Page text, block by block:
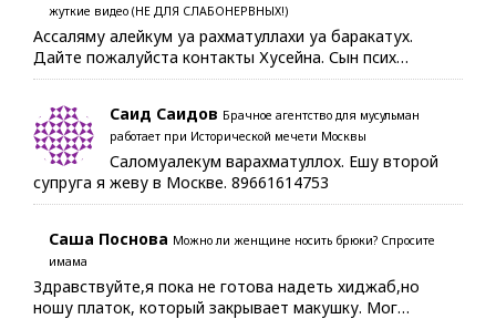
жуткие видео (НЕ ДЛЯ СЛАБОНЕРВНЫХ!)
Ассаляму алейкум уа рахматуллахи уа баракатух.
Дайте пожалуйста контакты Хусейна. Сын псих…
Саид Саидов Брачное агентство для мусульман
работает при Исторической мечети Москвы
Саломуалекум варахматуллох. Ешу второй
супруга я жеву в Москве. 89661614753
Саша Поснова Можно ли женщине носить брюки? Спросите
имама
Здравствуйте,я пока не готова надеть хиджаб,но
ношу платок, который закрывает макушку. Мог…